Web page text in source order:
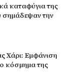
καταφύγια της
σημάδεψαν την
Χάρι: Εμφάνιση
κόσμημα της